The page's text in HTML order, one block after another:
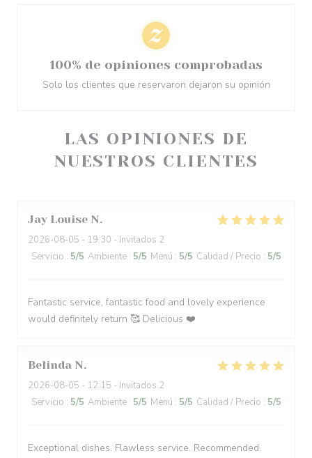
LAS OPINIONES DE
NUESTROS CLIENTES
Jay Louise N
2026-08-05 - 19:30 - Invitados 2
Servicio : 5/5 Ambiente : 5/5 Menú : 5/5 Calidad / Precio : 5/5
Fantastic service, fantastic food and lovely experience
would definitely return 🥰 Delicious ❤️
Belinda N
2026-08-05 - 12:15 - Invitados 2
Servicio : 5/5 Ambiente : 5/5 Menú : 5/5 Calidad / Precio : 5/5
Exceptional dishes. Flawless service. Recommended.
100% de opiniones comprobadas
Solo los clientes que reservaron dejaron su opinión